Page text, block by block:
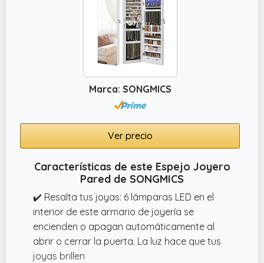
Marca: SONGMICS
Ver precio
Características de este Espejo Joyero
Pared de SONGMICS
✔️ Resalta tus joyas: 6 lámparas LED en el
interior de este armario de joyería se
encienden o apagan automáticamente al
abrir o cerrar la puerta. La luz hace que tus
joyas brillen